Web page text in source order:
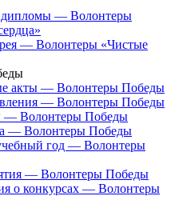
дипломы — Волонтеры
— Волонтеры «Чистые
акты — Волонтеры Победы
— Волонтеры Победы
— Волонтеры Победы
— Волонтеры Победы
год — Волонтеры
— Волонтеры Победы
о конкурсах — Волонтеры